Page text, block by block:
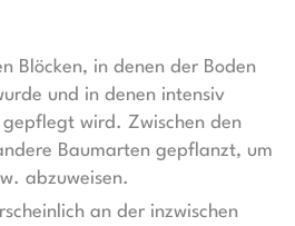
Blöcken, in denen der Boden
und in denen intensiv
wird. Zwischen den
Baumarten gepflanzt, um
abzuweisen.
an der inzwischen